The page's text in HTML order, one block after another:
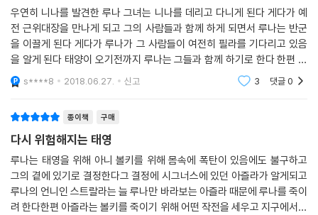
우연히 니나를 발견한 루나 그녀는 니나를 데리고 다니게 된다 게다가 예
전 근위대장을 만나게 되고 그의 사람들과 함께 하게 되면서 루나는 반군
을 이끌게 된다 게다가 루나가 그 사람들이 여전히 필라를 기다리고 있음
을 알게 된다 태양이 오기전까지 루나는 그들과 함께 하기로 한다 한편 사
다드는 히말라야에서 필라르의 몸을 지키고 있고 데스티노는 그의 몸을 없
애기 위해 왔다가
s****8 2018.06.27. 신고 3 댓글0
종이책 구매
다시 위험해지는 태영
루나는 태영을 위해 아니 볼키를 위해 몸속에 폭탄이 있음에도 불구하고
그의 곁에 있기로 결정한다그 결정에 시그너스에 있던 아즐라가 알게되고
루나의 언니인 스트랄라는 늘 루나만 바라보는 아즐라 때문에 루나를 죽이
려 한다한편 아즐라는 볼키를 죽이기 위해 어떤 작전을 세우고 지구에서는